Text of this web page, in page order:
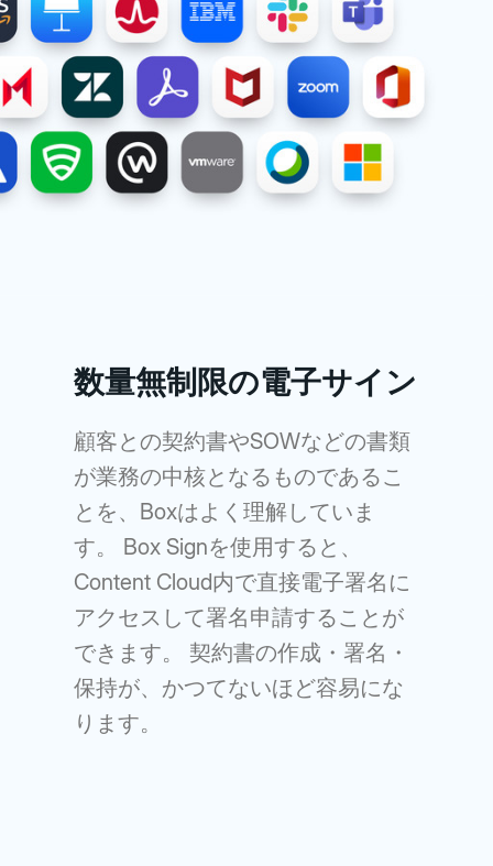
数量無制限の電子サイン
顧客との契約書やSOWなどの書類
が業務の中核となるものであるこ
とを、Boxはよく理解していま
す。 Box Signを使用すると、
Content Cloud内で直接電子署名に
アクセスして署名申請することが
できます。 契約書の作成・署名・
保持が、かつてないほど容易にな
ります。